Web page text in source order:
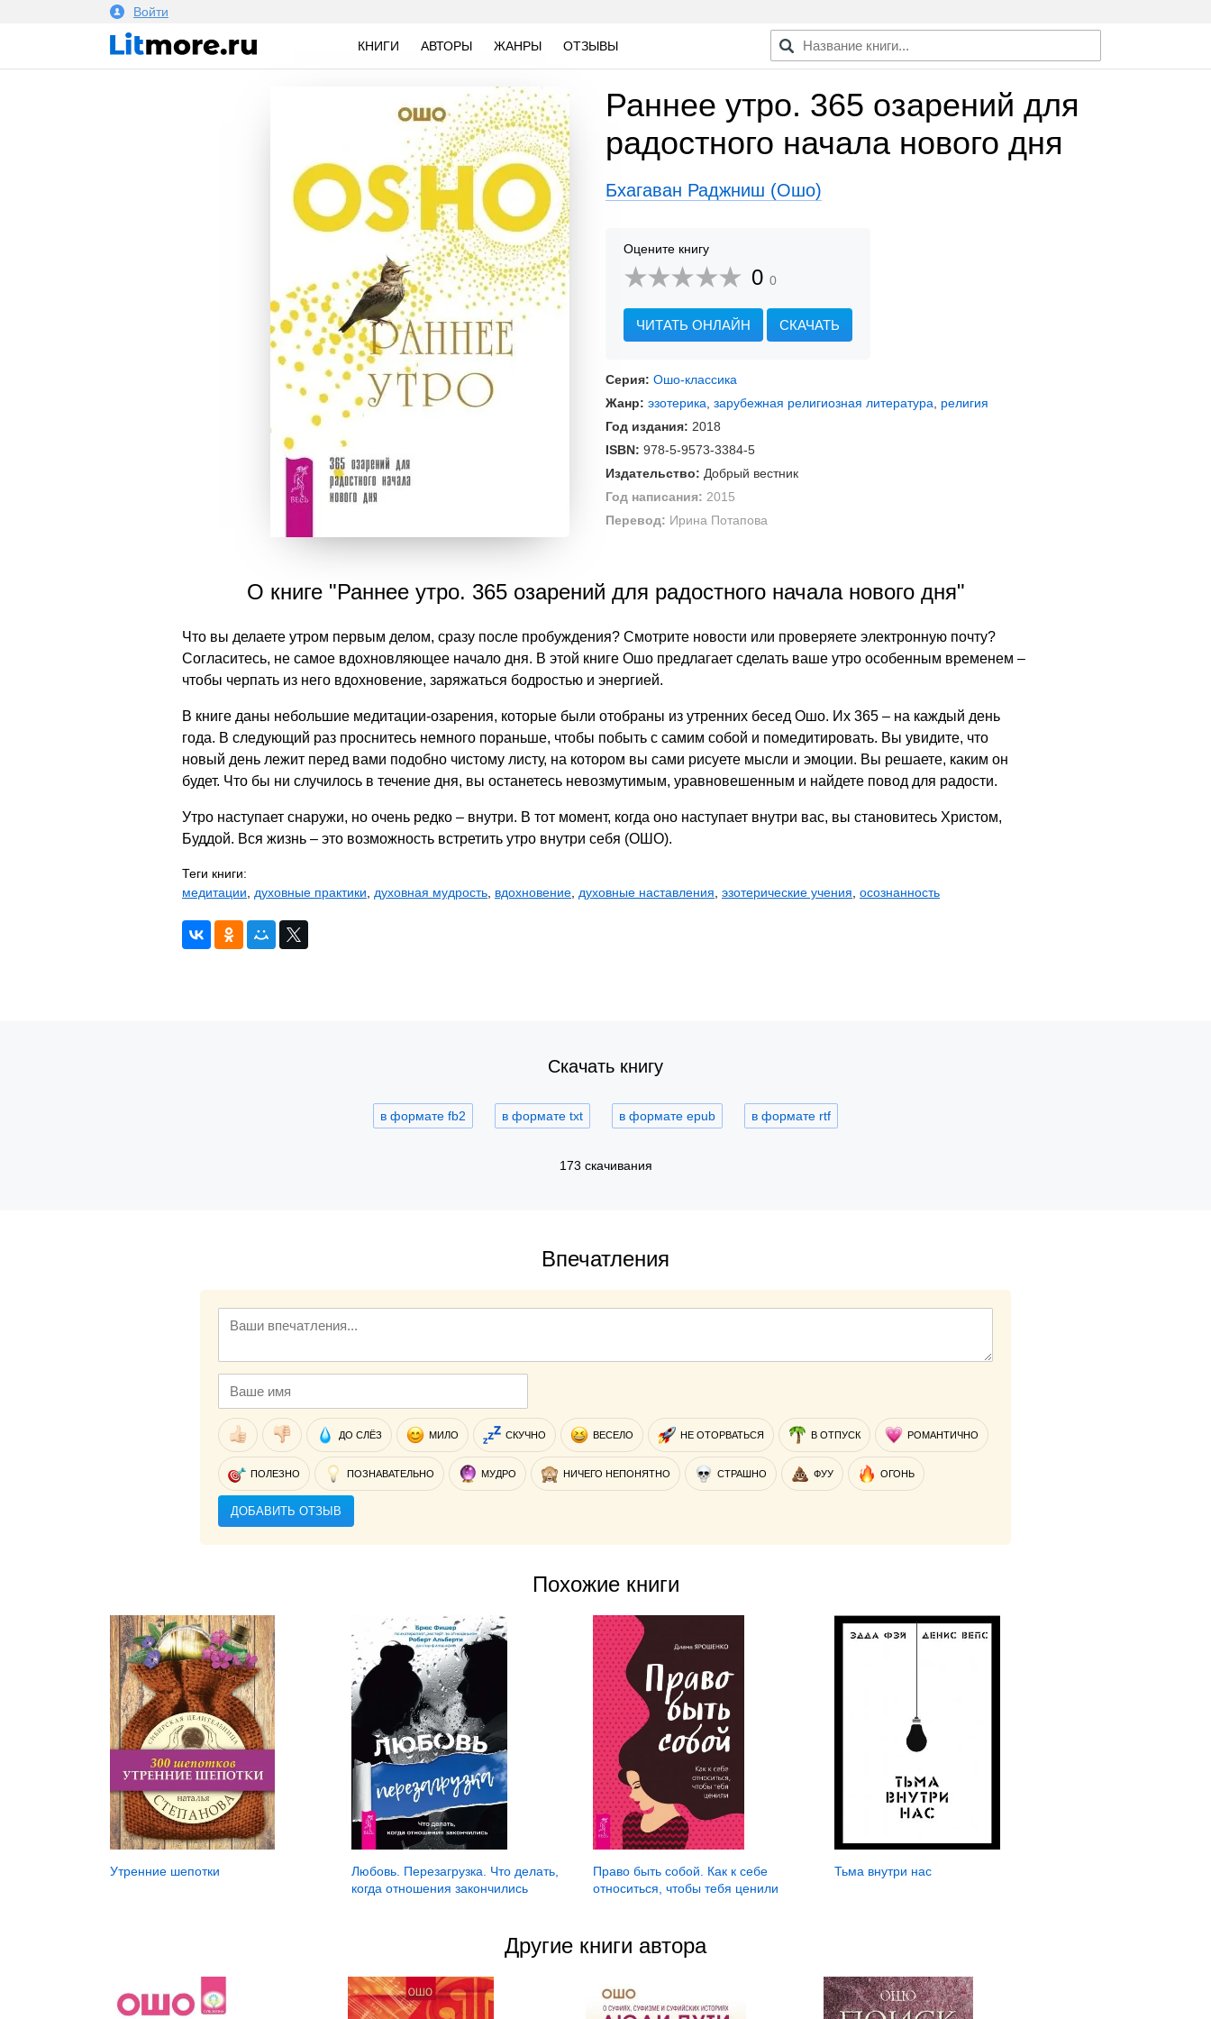
Войти
КНИГИ АВТОРЫ ЖАНРЫ ОТЗЫВЫ
Раннее утро. 365 озарений для
радостного начала нового дня
Бхагаван Раджниш (Ошо)
Оцените книгу
0 0
ЧИТАТЬ ОНЛАЙН СКАЧАТЬ
Серия: Ошо-классика
Жанр: эзотерика зарубежная религиозная литература
религия
Год издания: 2018
ISBN: 978-5-9573-3384-5
Издательство: Добрый вестник
Год написания: 2015
Перевод: Ирина Потапова
О книге "Раннее утро. 365 озарений для радостного начала нового дня"
Что вы делаете утром первым делом, сразу после пробуждения? Смотрите новости или проверяете электронную почту?
Согласитесь, не самое вдохновляющее начало дня. В этой книге Ошо предлагает сделать ваше утро особенным временем –
чтобы черпать из него вдохновение, заряжаться бодростью и энергией.
В книге даны небольшие медитации-озарения, которые были отобраны из утренних бесед Ошо. Их 365 – на каждый день
года. В следующий раз проснитесь немного пораньше, чтобы побыть с самим собой и помедитировать. Вы увидите, что
новый день лежит перед вами подобно чистому листу, на котором вы сами рисуете мысли и эмоции. Вы решаете, каким он
будет. Что бы ни случилось в течение дня, вы останетесь невозмутимым, уравновешенным и найдете повод для радости.
Утро наступает снаружи, но очень редко – внутри. В тот момент, когда оно наступает внутри вас, вы становитесь Христом,
Буддой. Вся жизнь – это возможность встретить утро внутри себя (ОШО).
Теги книги:
медитации
духовные практики духовная мудрость вдохновение духовные наставления эзотерические учения осознанность
Скачать книгу
в формате fb2 в формате txt в формате epub в формате rtf
173 скачивания
Впечатления
ДО СЛЁЗ МИЛО СКУЧНО ВЕСЕЛО НЕ ОТОРВАТЬСЯ В ОТПУСК РОМАНТИЧНО
ПОЛЕЗНО ПОЗНАВАТЕЛЬНО МУДРО НИЧЕГО НЕПОНЯТНО СТРАШНО ФУУ ОГОНЬ
ДОБАВИТЬ ОТЗЫВ
Похожие книги
Утренние шепотки
Любовь. Перезагрузка. Что делать,
когда отношения закончились
Право быть собой. Как к себе
относиться, чтобы тебя ценили
Тьма внутри нас
Другие книги автора